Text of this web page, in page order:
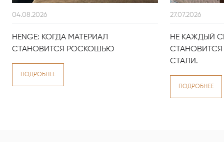
04.08.2026
HENGE: КОГДА МАТЕРИАЛ
СТАНОВИТСЯ РОСКОШЬЮ
ПОДРОБНЕЕ
27.07.2026
НЕ КАЖДЫЙ
СТАНОВИТСЯ
СТАЛИ.
ПОДРОБНЕЕ